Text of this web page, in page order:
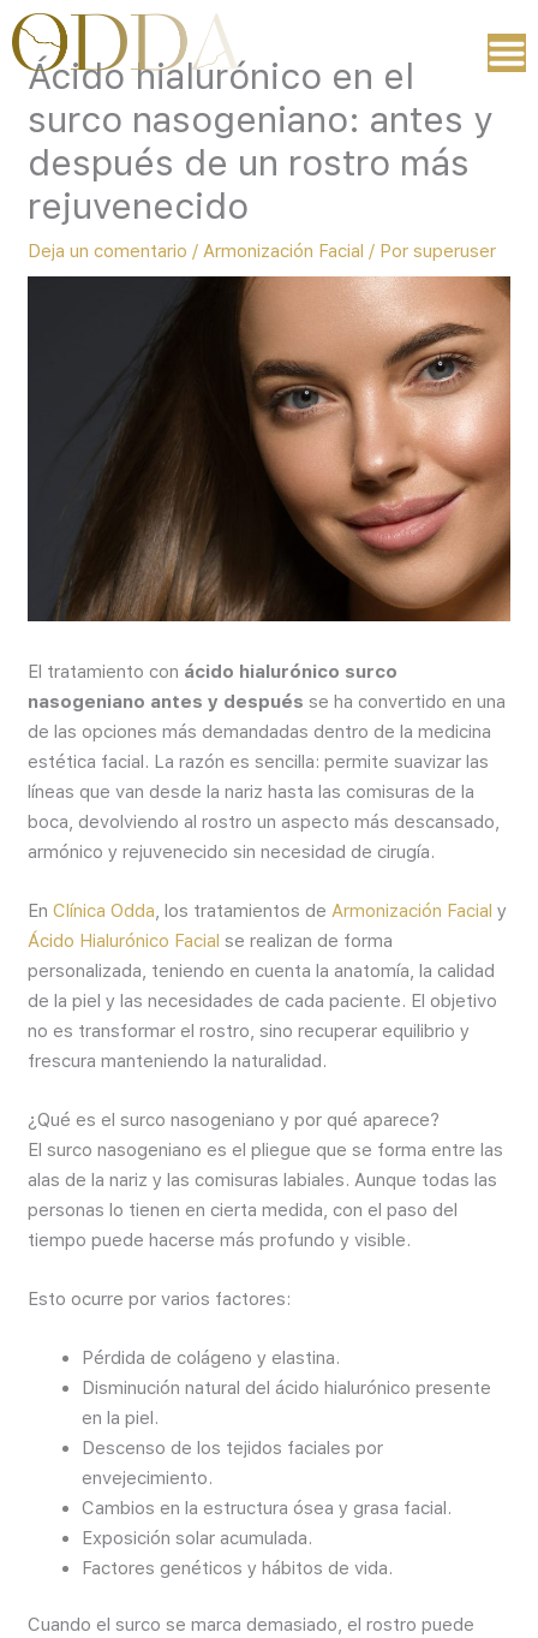
contenido
Ácido hialurónico en el
surco nasogeniano: antes y
después de un rostro más
rejuvenecido
Deja un comentario /Armonización Facial / Porsuperuser
El tratamiento con ácido hialurónico surco
nasogeniano antes y después se ha convertido en una
de las opciones más demandadas dentro de la medicina
estética facial. La razón es sencilla: permite suavizar las
líneas que van desde la nariz hasta las comisuras de la
boca, devolviendo al rostro un aspecto más descansado,
armónico y rejuvenecido sin necesidad de cirugía.
EnClínica Odda, los tratamientos deArmonización Facial y
Ácido Hialurónico Facial se realizan de forma
personalizada, teniendo en cuenta la anatomía, la calidad
de la piel y las necesidades de cada paciente. El objetivo
no es transformar el rostro, sino recuperar equilibrio y
frescura manteniendo la naturalidad.
¿Qué es el surco nasogeniano y por qué aparece?
El surco nasogeniano es el pliegue que se forma entre las
alas de la nariz y las comisuras labiales. Aunque todas las
personas lo tienen en cierta medida, con el paso del
tiempo puede hacerse más profundo y visible.
Esto ocurre por varios factores:
Pérdida de colágeno y elastina.
Disminución natural del ácido hialurónico presente
en la piel.
Descenso de los tejidos faciales por
envejecimiento.
Cambios en la estructura ósea y grasa facial.
Exposición solar acumulada.
Factores genéticos y hábitos de vida.
Cuando el surco se marca demasiado, el rostro puede